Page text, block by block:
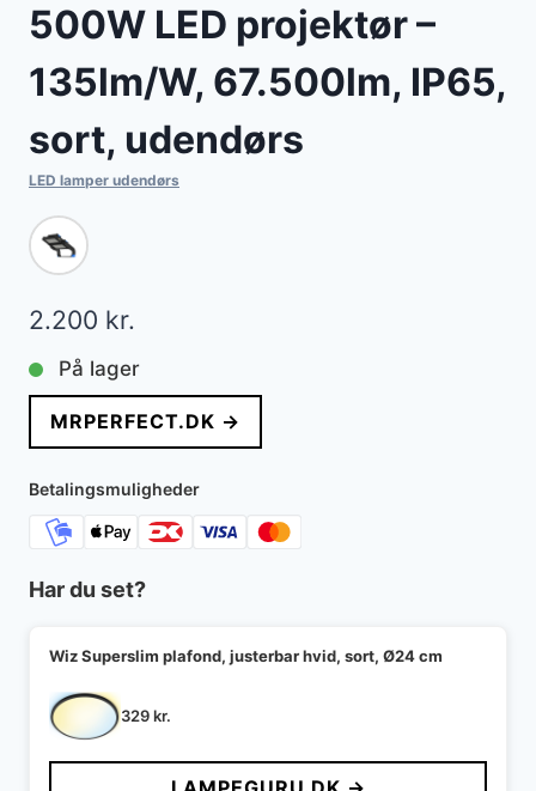
500W LED projektør –
135lm/W, 67.500lm, IP65,
sort, udendørs
LED lamper udendørs
2.200 kr.
På lager
MRPERFECT.DK →
Betalingsmuligheder
Har du set?
Wiz Superslim plafond, justerbar hvid, sort, Ø24 cm
329kr.